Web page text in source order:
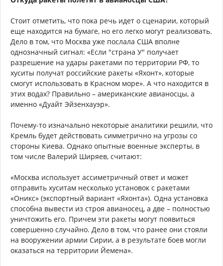
Стоит отметить, что пока речь идет о сценарии, который
еще находится на бумаге, но его легко могут реализовать.
Дело в том, что Москва уже послала США вполне
однозначный сигнал: «Если "страна У" получает
разрешение на удары ракетами по территории РФ, то
хуситы получат российские ракеты «Яхонт», которые
смогут использовать в Красном море». А что находится в
этих водах? Правильно – американские авианосцы, а
именно «Дуайт Эйзенхауэр».
Почему-то изначально некоторые аналитики решили, что
Кремль будет действовать симметрично на угрозы со
стороны Киева. Однако опытные военные эксперты, в
том числе Валерий Ширяев, считают:
«Москва использует ассиметричный ответ и может
отправить хуситам несколько установок с ракетами
«Оникс» (экспортный вариант «Яхонта»). Одна установка
способна вывести из строя авианосец, а две – полностью
уничтожить его. Причем эти ракеты могут появиться
совершенно случайно. Дело в том, что ранее они стояли
на вооружении армии Сирии, а в результате боев могли
оказаться на территории Йемена».